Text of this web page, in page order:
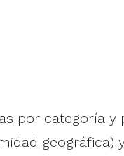
por categoría y
geográfica)